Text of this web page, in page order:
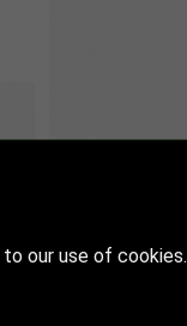
our use of